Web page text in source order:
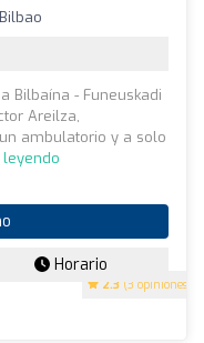
2.3 (3 opiniones)
Bilbaína - Funeuskadi
Areilza,
ambulatorio y a solo
leyendo
Horario